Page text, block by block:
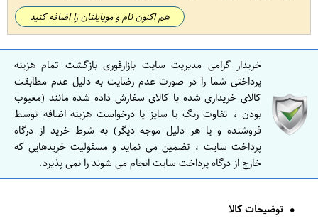
هم اکنون نام و موبایلتان را اضافه کنید
خریدار گرامی مدیریت سایت بازارفوری بازگشت تمام هزینه
پرداختی شما را در صورت عدم رضایت به دلیل عدم مطابقت
کالای خریداری شده با کالای سفارش داده شده مانند (معیوب
بودن ، تفاوت رنگ یا سایز یا درخواست هزینه اضافه توسط
فروشنده و یا هر دلیل موجه دیگر) به شرط خرید از درگاه
پرداخت سایت ، تضمین می نماید و مسئولیت خریدهایی که
خارج از درگاه پرداخت سایت انجام می شوند را نمی پذیرد.
توضیحات کالا